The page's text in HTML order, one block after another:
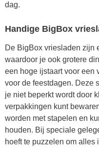
dag.
Handige BigBox
De BigBox vriesladen zijn
waardoor je ook grotere
een hoge ijstaart voor een
voor de feestdagen. Deze
je niet beperkt wordt door
verpakkingen kunt
worden met stapelen en
houden. Bij speciale
hoeft te puzzelen om alles